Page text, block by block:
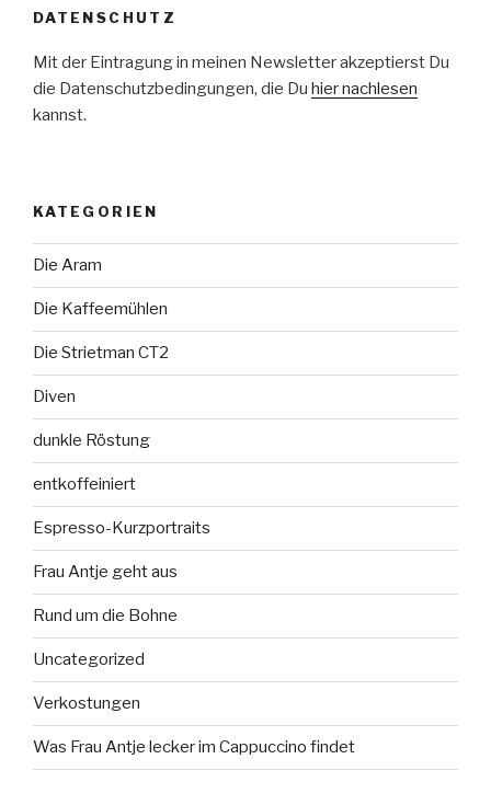
DATENSCHUTZ
Mit der Eintragung in meinen Newsletter akzeptierst Du
die Datenschutzbedingungen, die Du hier nachlesen
kannst.
KATEGORIEN
Die Aram
Die Kaffeemühlen
Die Strietman CT2
Diven
dunkle Röstung
entkoffeiniert
Espresso-Kurzportraits
Frau Antje geht aus
Rund um die Bohne
Uncategorized
Verkostungen
Was Frau Antje lecker im Cappuccino findet